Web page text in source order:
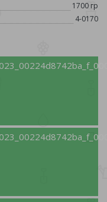
1700 гр
4-0170